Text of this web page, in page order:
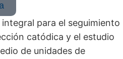
integral para el seguimiento
catódica y el estudio
de unidades de